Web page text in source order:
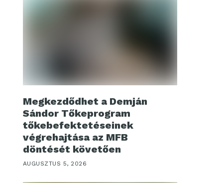
Megkezdődhet a Demján
Sándor Tőkeprogram
tőkebefektetéseinek
végrehajtása az MFB
döntését követően
AUGUSZTUS 5, 2026